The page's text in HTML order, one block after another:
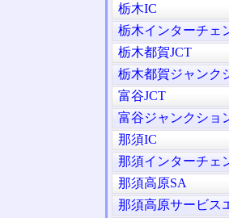
栃木IC
栃木インターチェ
栃木都賀JCT
栃木都賀ジャンク
富谷JCT
富谷ジャンクショ
那須IC
那須インターチェ
那須高原SA
那須高原サービス